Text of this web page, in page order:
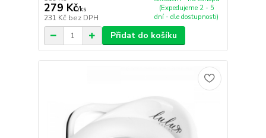
279 Kč/ks
231 Kč bez DPH
(Expedujeme 2 - 5
dní - dle dostupnosti)
Přidat do košíku